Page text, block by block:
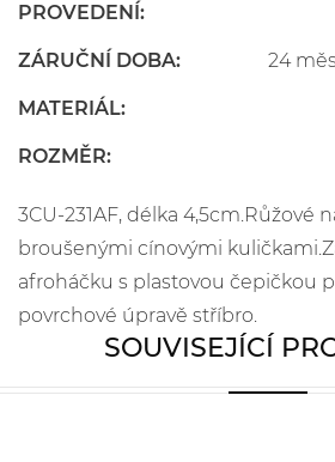
PROVEDENÍ:
ZÁRUČNÍ DOBA: 24
MATERIÁL:
ROZMĚR:
3CU-231AF, délka 4,5cm.Růžové
broušenými cínovými
afroháčku s plastovou čepičkou
povrchové úpravě stříbro.
SOUVISEJÍCÍ